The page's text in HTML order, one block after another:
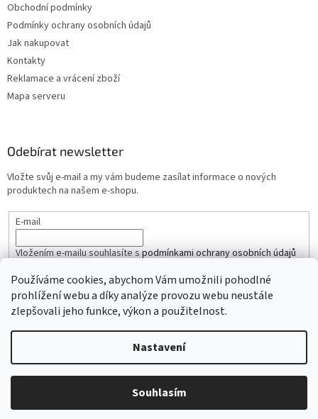
Používáme cookies, abychom Vám umožnili pohodlné
prohlížení webu a díky analýze provozu webu neustále
zlepšovali jeho funkce, výkon a použitelnost.
Nastavení
Souhlasím
Obchodní podmínky
Podmínky ochrany osobních údajů
Jak nakupovat
Kontakty
Reklamace a vrácení zboží
Mapa serveru
Odebírat newsletter
Vložte svůj e-mail a my vám budeme zasílat informace o nových
produktech na našem e-shopu.
E-mail
Vložením e-mailu souhlasíte spodmínkami ochrany osobních údajů
PŘIHLÁSIT SE
Vytvořil Shoptet
iŘemínky.cz. Všechna práva vyhrazena.